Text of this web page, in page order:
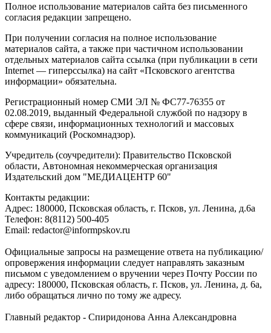
Полное использование материалов сайта без письменного
согласия редакции запрещено.
При получении согласия на полное использование
материалов сайта, а также при частичном использовании
отдельных материалов сайта ссылка (при публикации в сети
Internet — гиперссылка) на сайт «Псковского агентства
информации» обязательна.
Регистрационный номер СМИ ЭЛ № ФС77-76355 от
02.08.2019, выданный Федеральной службой по надзору в
сфере связи, информационных технологий и массовых
коммуникаций (Роскомнадзор).
Учредитель (соучредители): Правительство Псковской
области, Автономная некоммерческая организация
Издательский дом "МЕДИАЦЕНТР 60"
Контакты редакции:
Адреc: 180000, Псковская область, г. Псков, ул. Ленина, д.6а
Телефон: 8(8112) 500-405
Email: redactor@informpskov.ru
Официальные запросы на размещение ответа на публикацию/
опровержения информации следует направлять заказным
письмом с уведомлением о вручении через Почту России по
адресу: 180000, Псковская область, г. Псков, ул. Ленина, д. 6а,
либо обращаться лично по тому же адресу.
Главный редактор - Спиридонова Анна Александровна